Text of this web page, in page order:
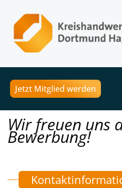
Jetzt Mitglied werden
Wir freuen uns
Bewerbung!